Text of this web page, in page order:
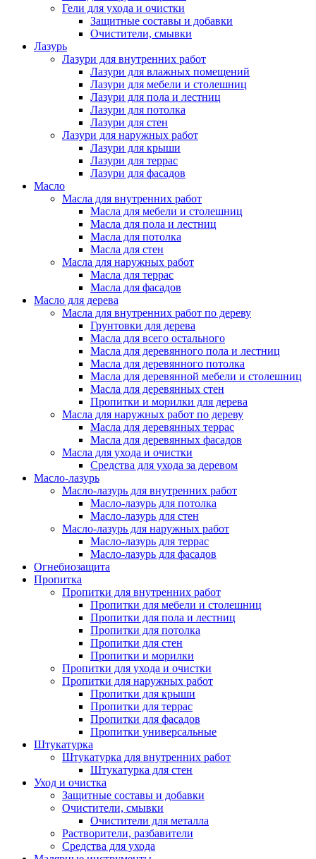
Гели для ухода и очистки
Защитные составы и добавки
Очистители, смывки
Лазурь
Лазури для внутренних работ
Лазури для влажных помещений
Лазури для мебели и столешниц
Лазури для пола и лестниц
Лазури для потолка
Лазури для стен
Лазури для наружных работ
Лазури для крыши
Лазури для террас
Лазури для фасадов
Масло
Масла для внутренних работ
Масла для мебели и столешниц
Масла для пола и лестниц
Масла для потолка
Масла для стен
Масла для наружных работ
Масла для террас
Масла для фасадов
Масло для дерева
Масла для внутренних работ по дереву
Грунтовки для дерева
Масла для всего остального
Масла для деревянного пола и лестниц
Масла для деревянного потолка
Масла для деревянной мебели и столешниц
Масла для деревянных стен
Пропитки и морилки для дерева
Масла для наружных работ по дереву
Масла для деревянных террас
Масла для деревянных фасадов
Масла для ухода и очистки
Средства для ухода за деревом
Масло-лазурь
Масло-лазурь для внутренних работ
Масло-лазурь для потолка
Масло-лазурь для стен
Масло-лазурь для наружных работ
Масло-лазурь для террас
Масло-лазурь для фасадов
Огнебиозащита
Пропитка
Пропитки для внутренних работ
Пропитки для мебели и столешниц
Пропитки для пола и лестниц
Пропитки для потолка
Пропитки для стен
Пропитки и морилки
Пропитки для ухода и очистки
Пропитки для наружных работ
Пропитки для крыши
Пропитки для террас
Пропитки для фасадов
Пропитки универсальные
Штукатурка
Штукатурка для внутренних работ
Штукатурка для стен
Уход и очистка
Защитные составы и добавки
Очистители, смывки
Очистители для металла
Растворители, разбавители
Средства для ухода